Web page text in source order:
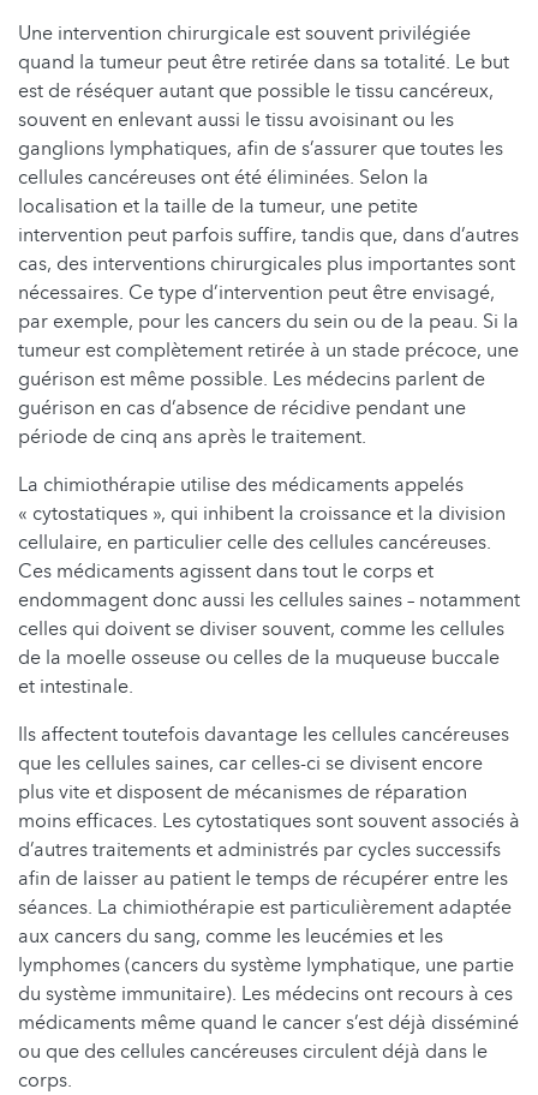
Une intervention chirurgicale est souvent privilégiée
quand la tumeur peut être retirée dans sa totalité. Le but
est de réséquer autant que possible le tissu cancéreux,
souvent en enlevant aussi le tissu avoisinant ou les
ganglions lymphatiques, afin de s’assurer que toutes les
cellules cancéreuses ont été éliminées. Selon la
localisation et la taille de la tumeur, une petite
intervention peut parfois suffire, tandis que, dans d’autres
cas, des interventions chirurgicales plus importantes sont
nécessaires. Ce type d’intervention peut être envisagé,
par exemple, pour les cancers du sein ou de la peau. Si la
tumeur est complètement retirée à un stade précoce, une
guérison est même possible. Les médecins parlent de
guérison en cas d’absence de récidive pendant une
période de cinq ans après le traitement.
La chimiothérapie utilise des médicaments appelés
« cytostatiques », qui inhibent la croissance et la division
cellulaire, en particulier celle des cellules cancéreuses.
Ces médicaments agissent dans tout le corps et
endommagent donc aussi les cellules saines – notamment
celles qui doivent se diviser souvent, comme les cellules
de la moelle osseuse ou celles de la muqueuse buccale
et intestinale.
Ils affectent toutefois davantage les cellules cancéreuses
que les cellules saines, car celles-ci se divisent encore
plus vite et disposent de mécanismes de réparation
moins efficaces. Les cytostatiques sont souvent associés à
d’autres traitements et administrés par cycles successifs
afin de laisser au patient le temps de récupérer entre les
séances. La chimiothérapie est particulièrement adaptée
aux cancers du sang, comme les leucémies et les
lymphomes (cancers du système lymphatique, une partie
du système immunitaire). Les médecins ont recours à ces
médicaments même quand le cancer s’est déjà disséminé
ou que des cellules cancéreuses circulent déjà dans le
corps.